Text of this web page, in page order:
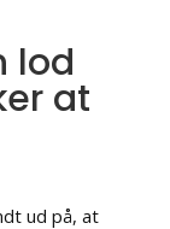
lod
at
ud på, at